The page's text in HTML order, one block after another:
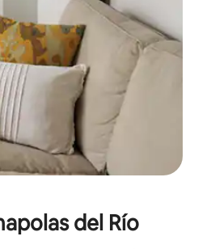
del Río